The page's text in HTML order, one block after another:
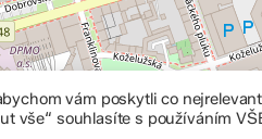
vám poskytli co
vše“ souhlasíte s používáním